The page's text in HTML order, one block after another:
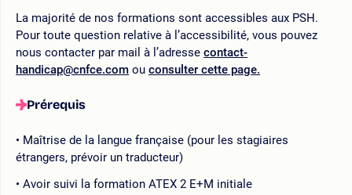
La majorité de nos formations sont accessibles aux PSH.
Pour toute question relative à l’accessibilité, vous pouvez
nous contacter par mail à l’adresse contact-
handicap@cnfce.com ou consulter cette page.
Prérequis
Maîtrise de la langue française (pour les stagiaires
étrangers, prévoir un traducteur)
Avoir suivi la formation ATEX 2 E+M initiale